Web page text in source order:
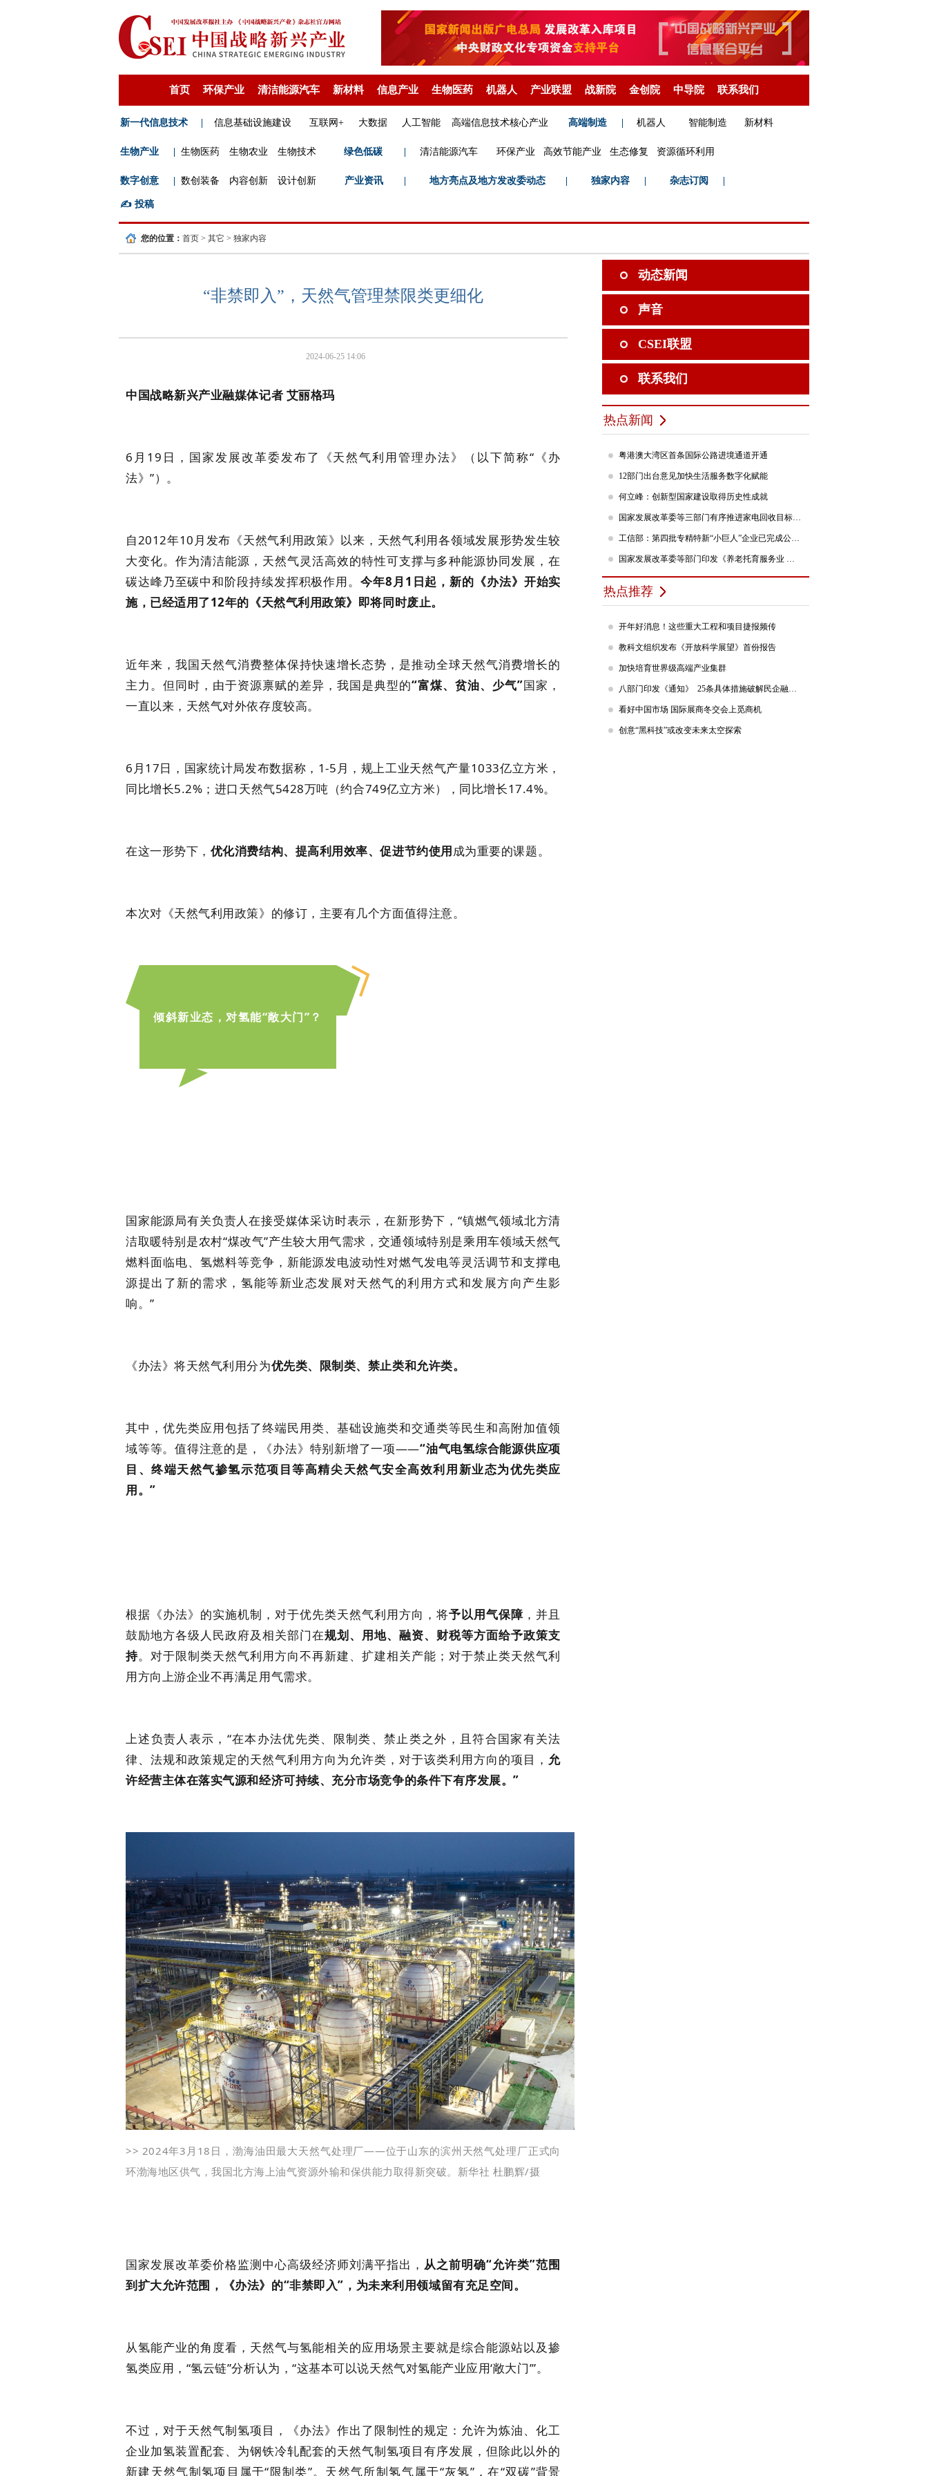
首页 环保产业 清洁能源汽车 新材料 信息产业 生物医药 机器人 产业联盟 战新院 金创院 中导院 联系我们
新一代信息技术 信息基础设施建设 互联网+ 大数据 人工智能 高端信息技术核心产业 高端制造 机器人 智能制造 新材料
生物产业 生物医药 生物农业 生物技术 绿色低碳 清洁能源汽车 环保产业 高效节能产业 生态修复 资源循环利用
数字创意 数创装备 内容创新 设计创新 产业资讯 地方亮点及地方发改委动态 独家内容 杂志订阅
✍️ 投稿
您的位置： 首页 > 其它 > 独家内容
“非禁即入”，天然气管理禁限类更细化
2024-06-25 14:06
中国战略新兴产业融媒体记者 艾丽格玛
6月19日，国家发展改革委发布了《天然气利用管理办法》（以下简称“《办
法》”）。
自2012年10月发布《天然气利用政策》以来，天然气利用各领域发展形势发生较
大变化。作为清洁能源，天然气灵活高效的特性可支撑与多种能源协同发展，在
碳达峰乃至碳中和阶段持续发挥积极作用。今年8月1日起，新的《办法》开始实
施，已经适用了12年的《天然气利用政策》即将同时废止。
近年来，我国天然气消费整体保持快速增长态势，是推动全球天然气消费增长的
主力。但同时，由于资源禀赋的差异，我国是典型的“富煤、贫油、少气”国家，
一直以来，天然气对外依存度较高。
6月17日，国家统计局发布数据称，1-5月，规上工业天然气产量1033亿立方米，
同比增长5.2%；进口天然气5428万吨（约合749亿立方米），同比增长17.4%。
在这一形势下， 优化消费结构、提高利用效率、促进节约使用成为重要的课题。
本次对《天然气利用政策》的修订，主要有几个方面值得注意。
倾斜新业态，对氢能“敞大门”？
国家能源局有关负责人在接受媒体采访时表示，在新形势下，“镇燃气领域北方清
洁取暖特别是农村“煤改气”产生较大用气需求，交通领域特别是乘用车领域天然气
燃料面临电、氢燃料等竞争，新能源发电波动性对燃气发电等灵活调节和支撑电
源提出了新的需求，氢能等新业态发展对天然气的利用方式和发展方向产生影
响。”
《办法》将天然气利用分为优先类、限制类、禁止类和允许类。
其中，优先类应用包括了终端民用类、基础设施类和交通类等民生和高附加值领
域等等。值得注意的是，《办法》特别新增了一项——“油气电氢综合能源供应项
目、终端天然气掺氢示范项目等高精尖天然气安全高效利用新业态为优先类应
用。”
根据《办法》的实施机制，对于优先类天然气利用方向，将予以用气保障 ，并且
鼓励地方各级人民政府及相关部门在规划、用地、融资、财税等方面给予政策支
持。对于限制类天然气利用方向不再新建、扩建相关产能；对于禁止类天然气利
用方向上游企业不再满足用气需求。
上述负责人表示，“在本办法优先类、限制类、禁止类之外，且符合国家有关法
律、法规和政策规定的天然气利用方向为允许类，对于该类利用方向的项目， 允
许经营主体在落实气源和经济可持续、充分市场竞争的条件下有序发展。”
>> 2024年3月18日，渤海油田最大天然气处理厂——位于山东的滨州天然气处理厂正式向
环渤海地区供气，我国北方海上油气资源外输和保供能力取得新突破。新华社 杜鹏辉/摄
国家发展改革委价格监测中心高级经济师刘满平指出， 从之前明确“允许类”范围
到扩大允许范围，
《办法》的“非禁即入”，为未来利用领域留有充足空间。
从氢能产业的角度看，天然气与氢能相关的应用场景主要就是综合能源站以及掺
氢类应用，“氢云链”分析认为，“这基本可以说天然气对氢能产业应用‘敞大门’”。
不过，对于天然气制氢项目，《办法》作出了限制性的规定：允许为炼油、化工
企业加氢装置配套、为钢铁冷轧配套的天然气制氢项目有序发展，但除此以外的
新建天然气制氢项目属于“限制类”。 天然气所制氢气属于“灰氢”，在“双碳”背景
动态新闻
声音
CSEI联盟
联系我们
热点新闻
粤港澳大湾区首条国际公路进境通道开通
12部门出台意见加快生活服务数字化赋能
何立峰：创新型国家建设取得历史性成就
国家发展改革委等三部门有序推进家电回收目标责任制行动
工信部：第四批专精特新“小巨人”企业已完成公示，民营企业占84%
国家发展改革委等部门印发《养老托育服务业 纾困扶持若干政策措施》的通知
热点推荐
开年好消息！这些重大工程和项目捷报频传
教科文组织发布《开放科学展望》首份报告
加快培育世界级高端产业集群
八部门印发《通知》 25条具体措施破解民企融资难题
看好中国市场 国际展商冬交会上觅商机
创意“黑科技”或改变未来太空探索